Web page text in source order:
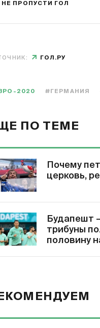
НЕ ПРОПУСТИ ГОЛ
ГОЛ.РУ
2020 #ГЕРМАНИЯ
ПО ТЕМЕ
Почему
церковь,
Будапешт
трибуны
половину